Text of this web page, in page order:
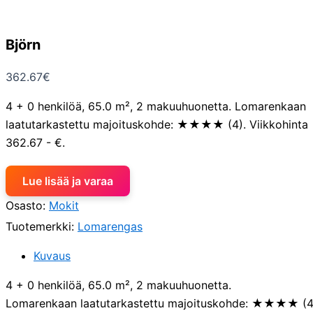
Björn
362.67€
4 + 0 henkilöä, 65.0 m², 2 makuuhuonetta. Lomarenkaan
laatutarkastettu majoituskohde: ★★★★ (4). Viikkohinta
362.67 - €.
Lue lisää ja varaa
Osasto: Mokit
Tuotemerkki: Lomarengas
Kuvaus
4 + 0 henkilöä, 65.0 m², 2 makuuhuonetta.
Lomarenkaan laatutarkastettu majoituskohde: ★★★★